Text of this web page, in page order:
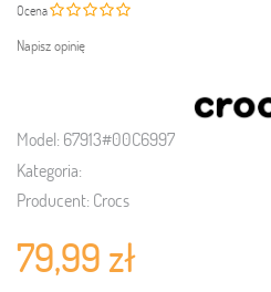
Ocena
Napisz opinię
Model: 67913#00C6997
Kategoria:
Producent: Crocs
79,99 zł